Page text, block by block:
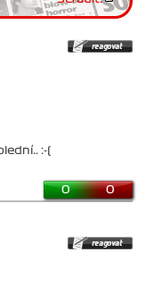
:-(
0 0